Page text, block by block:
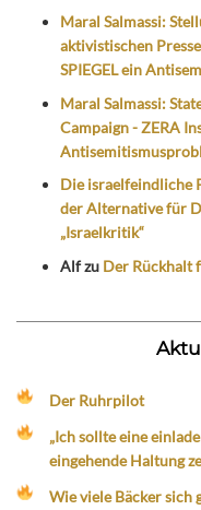
Maral Salmassi:
aktivistischen
SPIEGEL ein
Maral Salmassi:
Campaign - ZERA
Die israelfeindliche
der Alternative für
„Israelkritik“
Alfzu Der Rückhalt
Der Ruhrpilot
„Ich sollte eine
eingehende Haltung
Wie viele Bäcker sich